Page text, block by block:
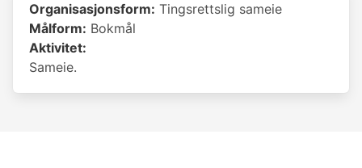
Organisasjonsform: Tingsrettslig sameie
Målform: Bokmål
Aktivitet:
Sameie.